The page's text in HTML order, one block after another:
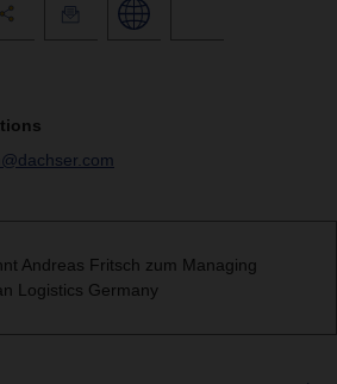
Andreas Fritsch zum Managing
Logistics Germany